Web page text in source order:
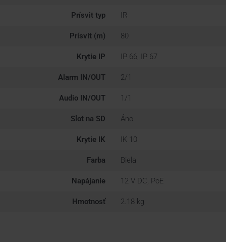
Prísvit typ IR
Prísvit (m) 80
Krytie IP IP 66, IP 67
Alarm IN/OUT 2/1
Audio IN/OUT 1/1
Slot na SD Áno
Krytie IK IK 10
Farba Biela
Napájanie 12 V DC, PoE
Hmotnosť 2.18 kg